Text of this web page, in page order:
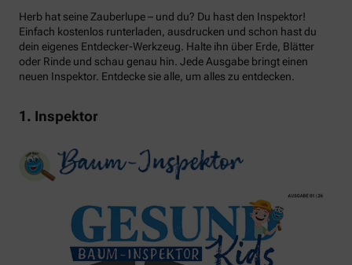
Herb hat seine Zauberlupe – und du? Du hast den Inspektor!
Einfach kostenlos runterladen, ausdrucken und schon hast du
dein eigenes Entdecker-Werkzeug. Halte ihn über Erde, Blätter
oder Rinde und schau genau hin. Jede Ausgabe bringt einen
neuen Inspektor. Entdecke sie alle, um alles zu entdecken.
1. Inspektor